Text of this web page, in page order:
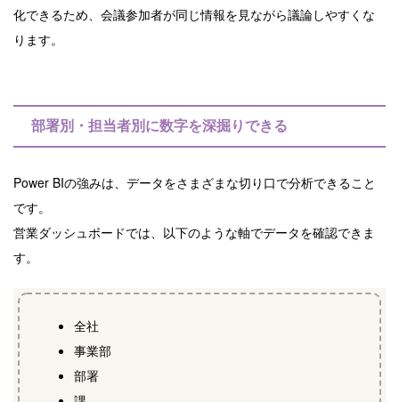
化できるため、会議参加者が同じ情報を見ながら議論しやすくな
ります。
部署別・担当者別に数字を深掘りできる
Power BIの強みは、データをさまざまな切り口で分析できること
です。
営業ダッシュボードでは、以下のような軸でデータを確認できま
す。
全社
事業部
部署